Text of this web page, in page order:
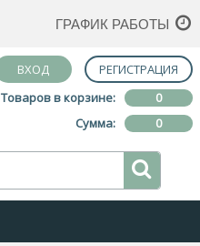
ГРАФИК РАБОТЫ
ВХОД
РЕГИСТРАЦИЯ
Товаров в корзине:
0
Сумма:
0